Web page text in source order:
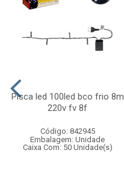
Pisca led 100led bco frio 8m
220v fv 8f
Código: 842945
Embalagem: Unidade
Caixa Com: 50 Unidade(s)